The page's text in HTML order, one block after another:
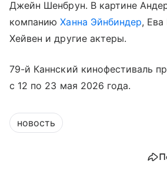
Джейн Шенбрун. В картине
компаниюХанна Эйнбиндер,
Хейвен и другие актеры.
79-й Каннский кинофестиваль
с 12 по 23 мая 2026 года.
новость